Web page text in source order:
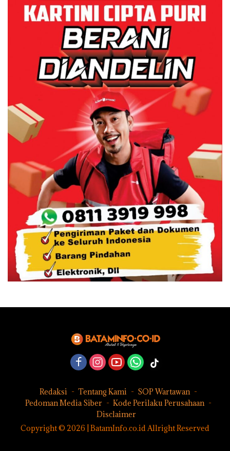
Redaksi Tentang Kami
SOP Wartawan
Pedoman Media Siber
Kode Perilaku Perusahaan
Disclaimer
Copyright © 2026 | BatamInfo.co.id Allright Reserved